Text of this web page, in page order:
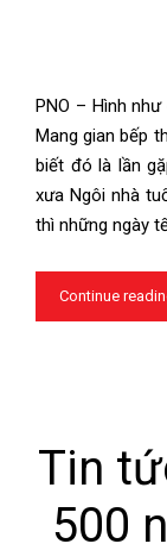
PNO – Hình
Mang gian bếp
biết đó là lần
xưa Ngôi nhà
thì những ngày
Continue
Tin
500